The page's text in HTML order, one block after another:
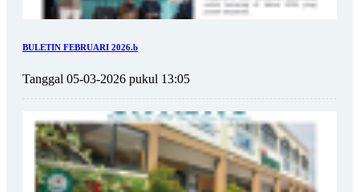
BULETIN FEBRUARI 2026.b
Tanggal 05-03-2026 pukul 13:05